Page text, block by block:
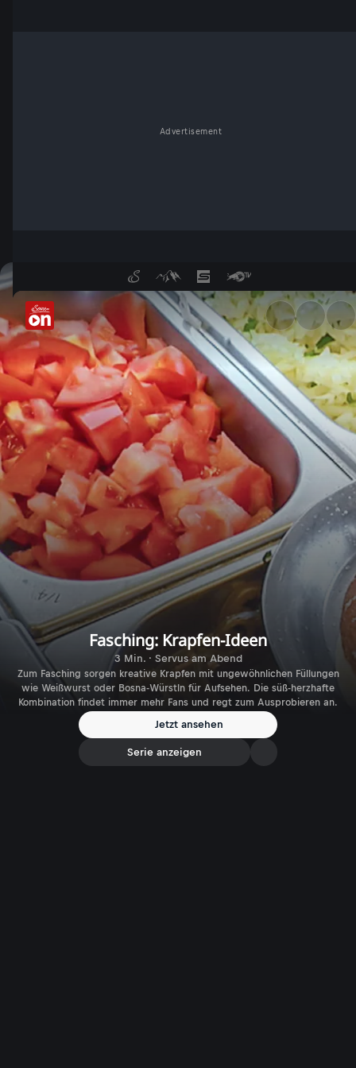
Advertisement
Fasching: Krapfen-Ideen -
Fasching: Krapfen-Ideen
3 Min. · Servus am Abend
Zum Fasching sorgen kreative Krapfen mit ungewöhnlichen Füllungen
wie Weißwurst oder Bosna-Würstln für Aufsehen. Die süß-herzhafte
Kombination findet immer mehr Fans und regt zum Ausprobieren an.
Jetzt ansehen
Serie anzeigen